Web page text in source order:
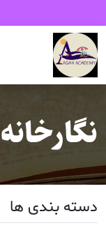
نگارخانه
دسته بندی ها